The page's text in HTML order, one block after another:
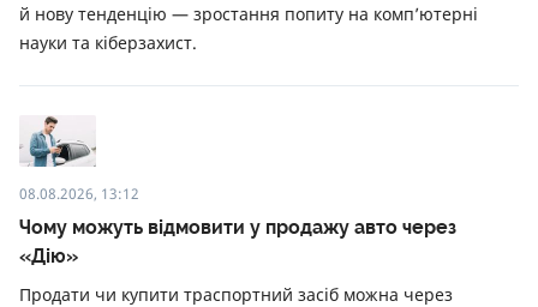
й нову тенденцію — зростання попиту на комп’ютерні
науки та кіберзахист.
08.08.2026, 13:12
Чому можуть відмовити у продажу авто через
«Дію»
Продати чи купити траспортний засіб можна через